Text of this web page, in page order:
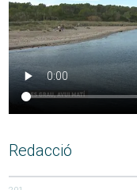
Redacció